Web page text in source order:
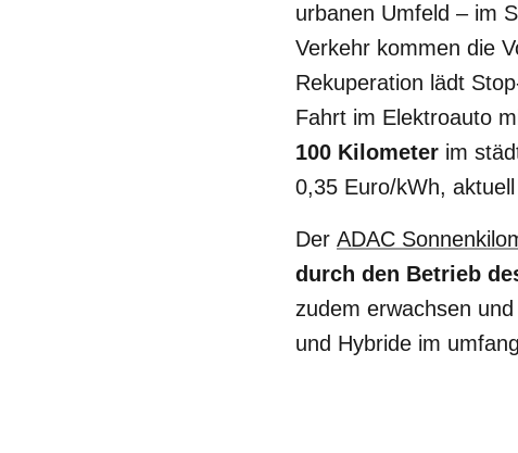
urbanen Umfeld – im
Verkehr kommen die
Rekuperation lädt
Fahrt im Elektroauto
100 Kilometer im
0,35 Euro/kWh,
Der ADAC
durch den Betrieb
zudem erwachsen
und Hybride im